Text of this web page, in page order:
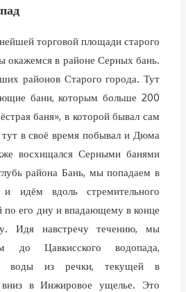
торговой площади старого
в районе Серных бань.
районов Старого города. Тут
бани, которым больше 200
баня», в которой бывал сам
в своё время побывал и Дюма
восхищался Серными банями
района Бань, мы попадаем в
идём вдоль стремительного
по его дну и впадающему в конце
Идя навстречу течению, мы
до Цавкисского водопада,
воды из речки, текущей в
вниз в Инжировое ущелье. Это